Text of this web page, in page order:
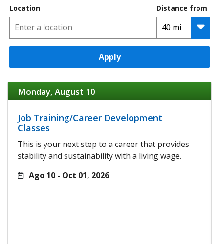
Location Distance from
Apply
Monday, August 10
Job Training/Career Development
Classes
This is your next step to a career that provides
stability and sustainability with a living wage.
Ago 10 - Oct 01, 2026